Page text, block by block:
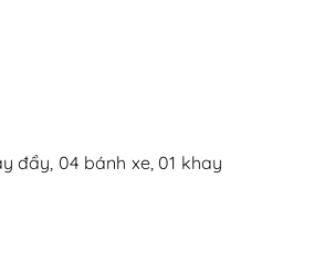
đẩy, 04 bánh xe, 01 khay